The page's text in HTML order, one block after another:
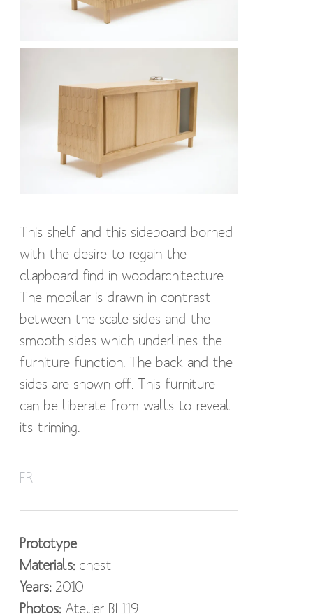
This shelf and this sideboard borned
with the desire to regain the
clapboard find in woodarchitecture .
The mobilar is drawn in contrast
between the scale sides and the
smooth sides which underlines the
furniture function. The back and the
sides are shown off. This furniture
can be liberate from walls to reveal
its triming.
Cette étagère et ce bahut sont nés
bardeau, que l’on trouve
habituellement dans l’architecture
bois. Le mobilier est dessiné par
contraste entre les parois en écaille
et les surfaces lisses qui soulignent la
FR
Prototype
Materials: chest
Years: 2010
Photos: Atelier BL119